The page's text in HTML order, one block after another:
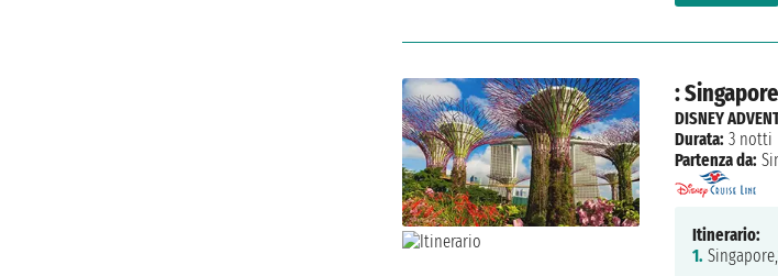
: Singapore
DISNEY
Durata: 3 notti
Partenza da:
Itinerario:
1. Singapore,